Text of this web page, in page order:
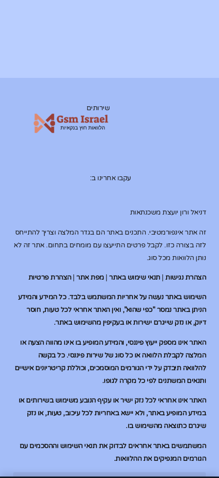
דניאל ורון יועצת משכנתאות
זה אתר אינפורמטיבי. התכנים באתר הם בגדר המלצה וצריך להתייחס
לזה בצורה כזו. לקבל פרטים התייעצו עם מומחים בתחום. אתר זה לא
נותן הלוואות מכל סוג.
הצהרת נגישות|תנאי שימוש באתר|מפת אתר|הצהרת פרטיות
השימוש באתר נעשה על אחריות המשתמש בלבד. כל המידע והמידע
הניתן באתר נמסר "כפי שהוא", ואין האתר אחראי לכל טעות, חוסר
דיוק, או נזק שייגרם ישירות או בעקיפין מהשימוש באתר.
האתר אינו מספק ייעוץ פיננסי, והמידע המופיע בו אינו מהווה הצעה או
המלצה לקבלת הלוואה או כל סוג של שירות פיננסי. כל בקשה
להלוואה תיבדק על ידי הגורמים המוסמכים, וכוללת קריטריונים אישיים
ותנאים המשתנים לפי כל מקרה לגופו.
האתר אינו אחראי לכל נזק ישיר או עקיף הנובע משימוש בשירותים או
במידע המופיע באתר, ולא יישא באחריות לכל עיכוב, טעות, או נזק
שיגרם כתוצאה מהשימוש בו.
המשתמשים באתר אחראים לבדוק את תנאי השימוש וההסכמים עם
הגורמים המנפיקים את ההלוואות.
שירותים
עקבו אחרינו ב: